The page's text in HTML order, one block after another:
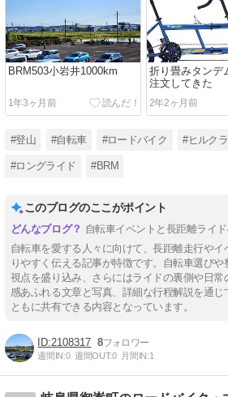
BRM503小岩井1000km
1年3ヶ月前
折り畳みタンデ
注文してきた
2年2ヶ月前
#登山 #自転車 #ロードバイク #ヒルク
#ロングライド #BRM
このブログのここがポイント
自転車イベントと長距離ライ
自転車を愛する人々に向けて、長距離走行や
りやすく伝える記事が特徴です。自転車選び
視点を盛り込み、さらにはライドの裏側や日
感あふれる文章と写真、詳細な行程解説を通
ともに共有できる内容となっています。
2108317 8
週間IN:0 週間OUT:0 月間IN:1